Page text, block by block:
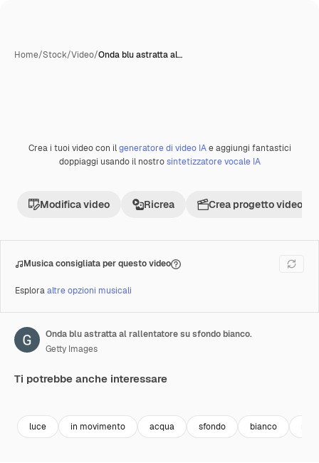
Home/Stock/Video/Onda blu astratta al…
Premium
Crea i tuoi video con ilgeneratore di video IAe aggiungi fantastici
doppiaggi usando il nostrosintetizzatore vocale IA
Modifica video Ricrea Crea progetto video
Musica consigliata per questo video
Esploraaltre opzioni musicali
Onda blu astratta al rallentatore su sfondo bianco.
Getty Images
Ti potrebbe anche interessare
luce in movimento acqua sfondo bianco